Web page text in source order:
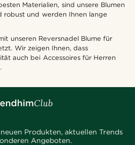
Materialien, sind unsere Blumen
robust und werden Ihnen lange
unseren Reversnadel Blume für
Wir zeigen Ihnen, dass
auch bei Accessoires für Herren
Produkten, aktuellen Trends
Angeboten.